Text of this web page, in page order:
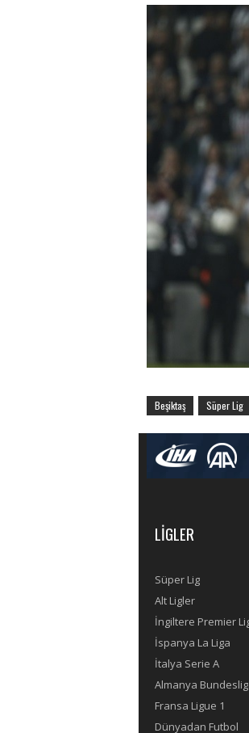
Beşiktaş Süper Lig
LİGLER
Süper Lig
Alt Ligler
İngiltere Premier
İspanya La Liga
İtalya Serie A
Almanya
Fransa Ligue 1
Dünyadan Futbol